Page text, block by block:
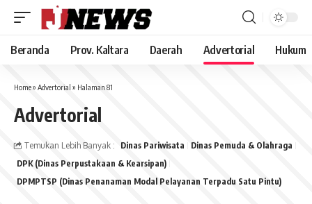
Beranda Prov. Kaltara Daerah Advertorial Hukum
Home» Advertorial » Halaman 81
Advertorial
Temukan Lebih Banyak : Dinas Pariwisata
Dinas Pemuda & Olahraga
DPK (Dinas Perpustakaan & Kearsipan)
DPMPTSP (Dinas Penanaman Modal Pelayanan Terpadu Satu Pintu)